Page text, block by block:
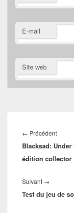
E-mail
Site web
de
l’article
← PrécédentArticle
Blacksad:
édition collector
Suivant →
suivant :
Test du jeu de